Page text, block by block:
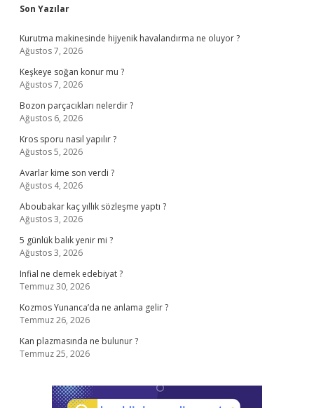
Sidebar
Son Yazılar
Kurutma makinesinde hijyenik havalandırma ne oluyor ?
Ağustos 7, 2026
Keşkeye soğan konur mu ?
Ağustos 7, 2026
Bozon parçacıkları nelerdir ?
Ağustos 6, 2026
Kros sporu nasıl yapılır ?
Ağustos 5, 2026
Avarlar kime son verdi ?
Ağustos 4, 2026
Aboubakar kaç yıllık sözleşme yaptı ?
Ağustos 3, 2026
5 günlük balık yenir mi ?
Ağustos 3, 2026
Infial ne demek edebiyat ?
Temmuz 30, 2026
Kozmos Yunanca’da ne anlama gelir ?
Temmuz 26, 2026
Kan plazmasında ne bulunur ?
Temmuz 25, 2026